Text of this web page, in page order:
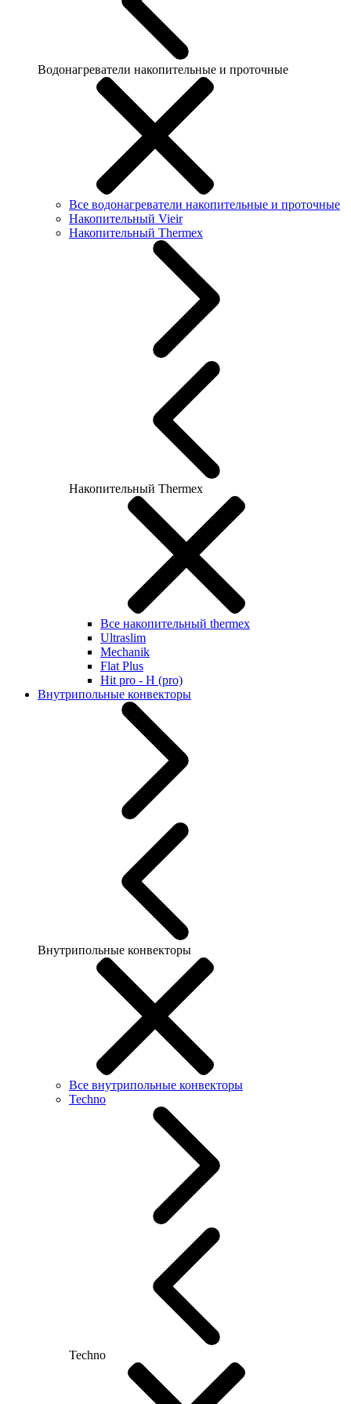
Водонагреватели накопительные и проточные
Все водонагреватели накопительные и проточные
Накопительный Vieir
Накопительный Thermex
Накопительный Thermex
Все накопительный thermex
Ultraslim
Mechanik
Flat Plus
Hit pro - H (pro)
Внутрипольные конвекторы
Внутрипольные конвекторы
Все внутрипольные конвекторы
Techno
Techno